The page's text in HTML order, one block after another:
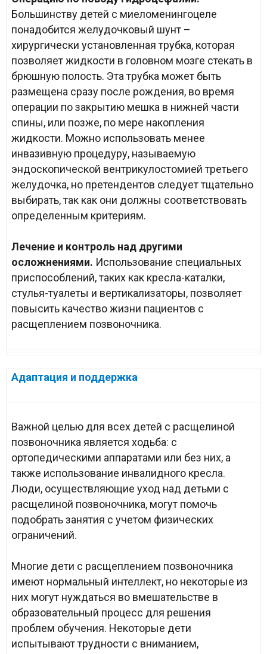
Большинству детей с миеломенингоцеле
понадобится желудочковый шунт –
хирургически установленная трубка, которая
позволяет жидкости в головном мозге стекать в
брюшную полость. Эта трубка может быть
размещена сразу после рождения, во время
операции по закрытию мешка в нижней части
спины, или позже, по мере накопления
жидкости. Можно использовать менее
инвазивную процедуру, называемую
эндоскопической вентрикулостомией третьего
желудочка, но претендентов следует тщательно
выбирать, так как они должны соответствовать
определенным критериям.
Лечение и контроль над другими
осложнениями. Использование специальных
приспособлений, таких как кресла-каталки,
стулья-туалеты и вертикализаторы, позволяет
повысить качество жизни пациентов с
расщеплением позвоночника.
Адаптация и поддержка
Важной целью для всех детей с расщелиной
позвоночника является ходьба: с
ортопедическими аппаратами или без них, а
также использование инвалидного кресла.
Люди, осуществляющие уход над детьми с
расщелиной позвоночника, могут помочь
подобрать занятия с учетом физических
ограничений.
Многие дети с расщеплением позвоночника
имеют нормальный интеллект, но некоторые из
них могут нуждаться во вмешательстве в
образовательный процесс для решения
проблем обучения. Некоторые дети
испытывают трудности с вниманием,